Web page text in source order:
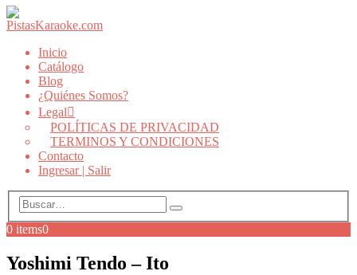
Inicio
Catálogo
Blog
¿Quiénes Somos?
Legal
POLÍTICAS DE PRIVACIDAD
TERMINOS Y CONDICIONES
Contacto
Ingresar | Salir
0 items0
Yoshimi Tendo – Ito